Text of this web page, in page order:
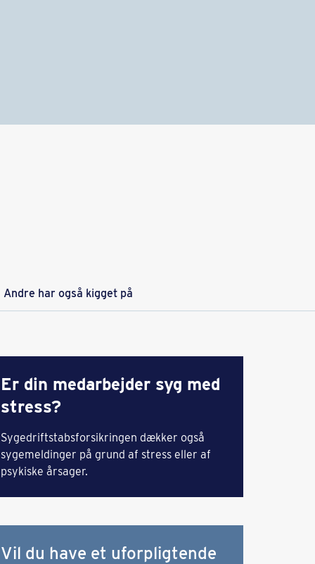
​​Andre har også kigget på​
Er din medarbejder syg med
stress?
Sygedriftstabsforsikringen dækker også
sygemeldinger på grund af stress eller af
psykiske årsager.
Vil du have et uforpligtende